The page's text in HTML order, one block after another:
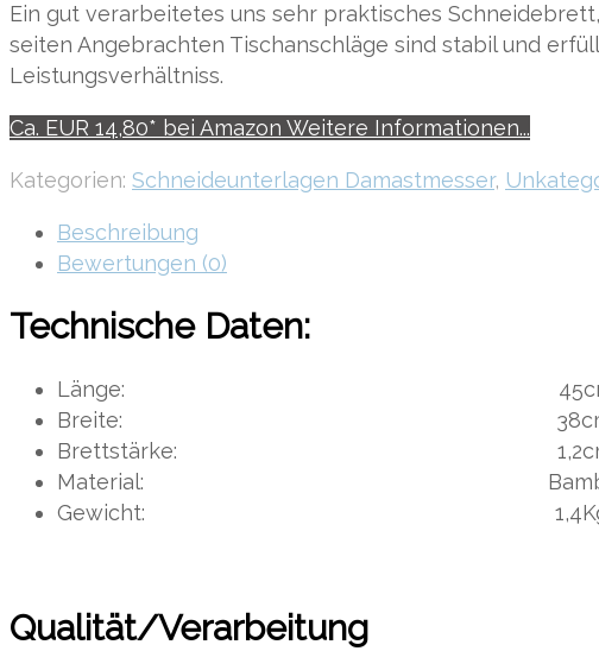
Ein gut verarbeitetes uns sehr praktisches
seiten Angebrachten Tischanschläge sind stabil und
Leistungsverhältniss.
Ca. EUR 14,80* bei Amazon Weitere Informationen...
Kategorien: Schneideunterlagen Damastmesser,
Beschreibung
Bewertungen (0)
Technische Daten:
Länge:
Breite:
Brettstärke:
Material:
Gewicht:
Qualität/Verarbeitung